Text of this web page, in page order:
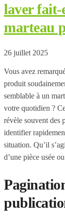
laver
marteau
26 juillet 2025
Vous avez
produit
semblable à un
votre quotidien ?
révèle souvent des
identifier
situation. Qu’il
d’une pièce usée